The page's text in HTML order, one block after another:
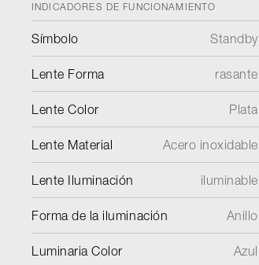
INDICADORES DE FUNCIONAMIENTO
Símbolo Standby
Lente Forma rasante
Lente Color Plata
Lente Material Acero inoxidable
Lente Iluminación iluminable
Forma de la iluminación Anillo
Luminaria Color Azul